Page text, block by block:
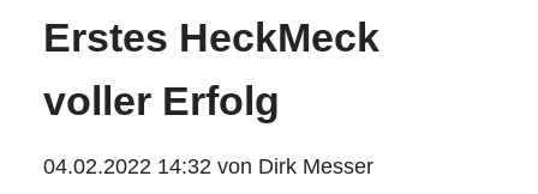
Erstes HeckMeck
voller Erfolg
04.02.2022 14:32von Dirk Messer